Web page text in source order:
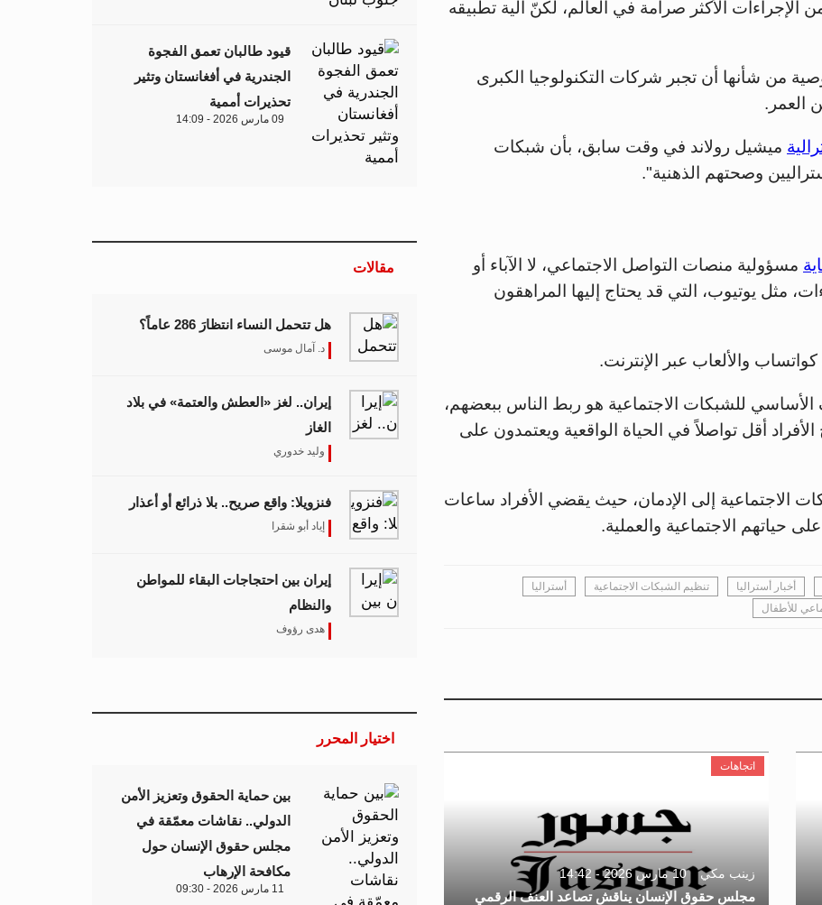
الأكثر صرامة في العالم، لكنّ آلية تطبيقه
من شأنها أن تجبر شركات التكنولوجيا الكبرى
العمر.
ميشيل رولاند في وقت سابق، بأن شبكات
وصحتهم الذهنية".
مسؤولية منصات التواصل الاجتماعي، لا الآباء أو
مثل يوتيوب، التي قد يحتاج إليها المراهقون
والألعاب عبر الإنترنت.
للشبكات الاجتماعية هو ربط الناس ببعضهم،
أقل تواصلاً في الحياة الواقعية ويعتمدون على
الاجتماعية إلى الإدمان، حيث يقضي الأفراد ساعات
حياتهم الاجتماعية والعملية.
أخبار أستراليا تنظيم الشبكات الاجتماعية
أستراليا
للأطفال
اتجاهات
زينب مكي 10 مارس 2026 - 14:42
مجلس حقوق الإنسان يناقش تصاعد العنف الرقمي
قيود طالبان تعمق الفجوة
الجندرية في أفغانستان وتثير
تحذيرات أممية
09 مارس 2026 - 14:09
مقالات
هل تتحمل النساء انتظارَ 286 عاماً؟
د. آمال موسى
إيران.. لغز «العطش والعتمة» في بلاد
الغاز
وليد خدوري
فنزويلا: واقع صريح.. بلا ذرائع أو أعذار
إياد أبو شقرا
إيران بين احتجاجات البقاء للمواطن
والنظام
هدى رؤوف
اختيار المحرر
بين حماية الحقوق وتعزيز الأمن
الدولي.. نقاشات معمّقة في
مجلس حقوق الإنسان حول
مكافحة الإرهاب
11 مارس 2026 - 09:30